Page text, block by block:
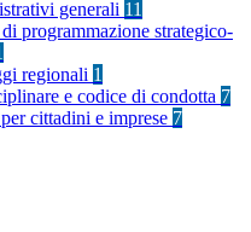
generali 11
programmazione strategico-
regionali 1
e codice di condotta 7
cittadini e imprese 7